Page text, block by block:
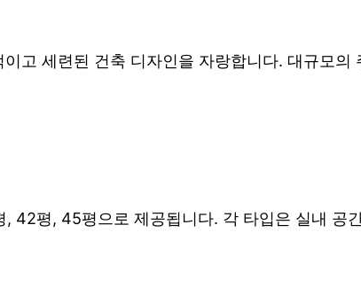
고 세련된 건축 디자인을 자랑합니다. 대규모의
42평, 45평으로 제공됩니다. 각 타입은 실내 공